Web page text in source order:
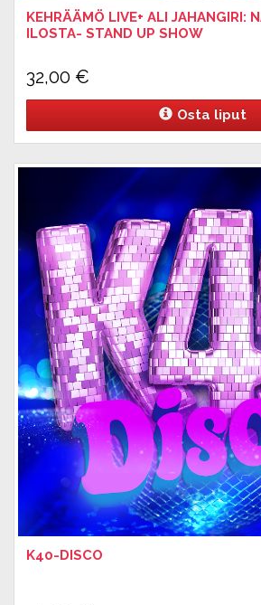
KEHRÄÄMÖ LIVE+ ALI JAHANGIRI:
ILOSTA- STAND UP SHOW
32,00 €
Osta liput
K40-DISCO